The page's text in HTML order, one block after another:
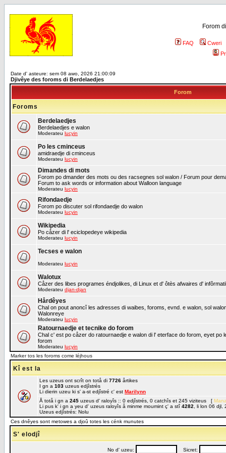
Forom
FAQ
Cweri
Date d' asteure: sem 08 awo, 2026 21:00:09
Djivêye des foroms di Berdelaedjes
Forom
Foroms
Berdelaedjes
Berdelaedjes e walon
Moderateu lucyin
Po les cminceus
amidraedje di cminceus
Moderateu lucyin
Dimandes di mots
Forom po dmander des mots ou des racsegnes sol walon / Forum pour
Forum to ask words or information about Walloon language
Moderateu lucyin
Rifondaedje
Forom po discuter sol rifondaedje do walon
Moderateu lucyin
Wikipedia
Po cåzer di l' eciclopedeye wikipedia
Moderateu lucyin
Tecses e walon
Moderateu lucyin
Walotux
Cåzer des libes programes éndjolikes, di Linux et d' ôtès afwaires d'
Moderateu djan-djan
Hårdêyes
Chal on pout anoncî les adresses di waibes, foroms, evnd. e walon, sol
Walonreye
Moderateu lucyin
Ratournaedje et tecnike do forom
Chal c' est po cåzer do ratournaedje e walon di l' eterface do forom, eyet
forom
Moderateu lucyin
Marker tos les foroms come léjhous
Kî est la
Les uzeus ont scrît on totå di 7726 årtikes
I gn a 103 uzeus edjîstrés
Li dierin uzeu ki s' a-st edjîstré c' est Marilynn
Å totå i gn a 245 uzeus d' raloyîs :: 0 edjîstrés, 0 catchîs et 245 viziteus [
Li pus k' i gn a yeu d' uzeus raloyîs å minme moumint ç' a stî 4282 , li lon 06
Uzeus edjîstrés: Nolu
Ces dnêyes sont metowes a djoû totes les cénk munutes
S' elodjî
No d' uzeu: Sicret: